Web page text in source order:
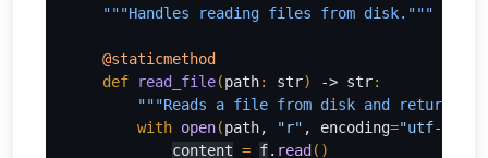
"""Handles reading files from disk."""
@staticmethod
def
read_file(path: str) -> str:
"""Reads a file from disk and returns
with open(path, "r" , encoding="utf-8"
content = f. read ()